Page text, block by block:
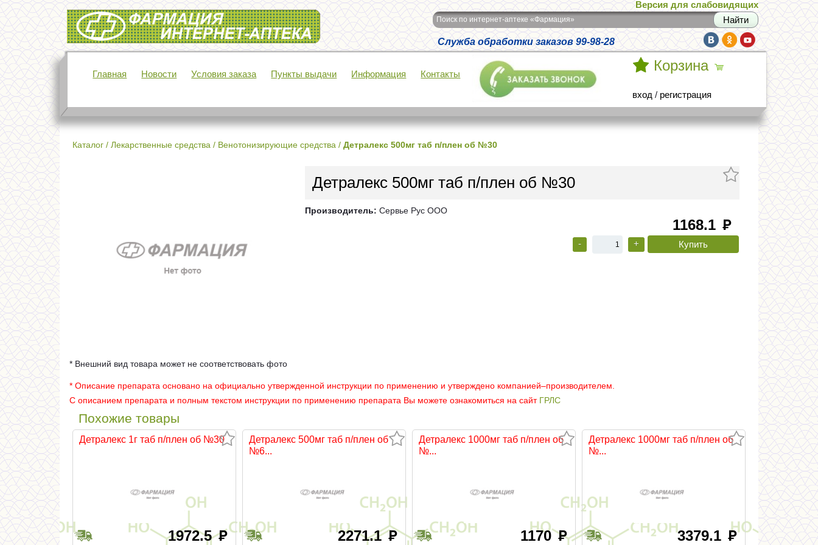
Интернет-аптека Фармация
Версия для слабовидящих
Поиск по интернет-аптеке «Фармация»
Служба обработки заказов 99-98-28
Главная Новости Условия заказа Пункты выдачи Информация Контакты
Корзина
вход / регистрация
Каталог / Лекарственные средства / Венотонизирующие средства / Детралекс 500мг таб п/плен об №30
Детралекс 500мг таб п/плен об №30
Производитель: Сервье Рус ООО
1168.1 руб
- +
* Внешний вид товара может не соответствовать фото
* Описание препарата основано на официально утвержденной инструкции по применению и утверждено компанией–производителем.
С описанием препарата и полным текстом инструкции по применению препарата Вы можете ознакомиться на сайт ГРЛС
Похожие товары
Детралекс 1г таб п/плен об №30
1972.5руб
Детралекс 500мг таб п/плен об
№6...
2271.1руб
Детралекс 1000мг таб п/плен об
№...
1170руб
Детралекс 1000мг таб п/плен об
№...
3379.1 руб